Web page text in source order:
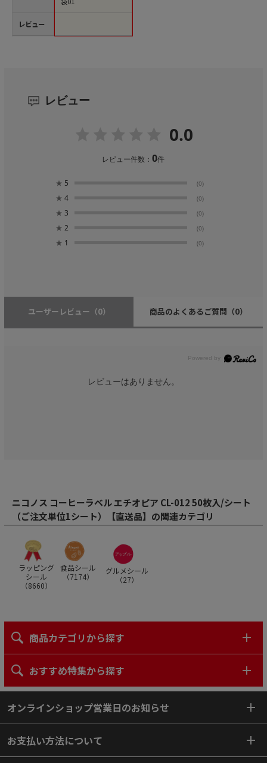
レビュー
レビュー
0.0
レビュー件数：0件
★ 5 (0)
★ 4 (0)
★ 3 (0)
★ 2 (0)
★ 1 (0)
ユーザーレビュー （0） 商品のよくあるご質問 （0）
レビューはありません。
ニコノス コーヒーラベル エチオピア CL-012 50枚入/シート
（ご注文単位1シート）【直送品】の関連カテゴリ
ラッピング
シール
（8660）
食品シール
（7174）
グルメシール
（27）
商品カテゴリから探す
おすすめ特集から探す
オンラインショップ営業日のお知らせ
お支払い方法について